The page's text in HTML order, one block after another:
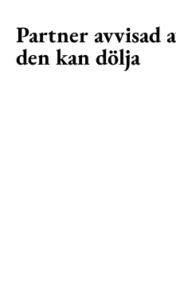
Partner avvisad
den kan dölja